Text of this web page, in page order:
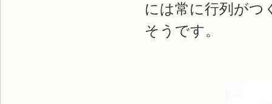
には常に行列がつ
そうです。